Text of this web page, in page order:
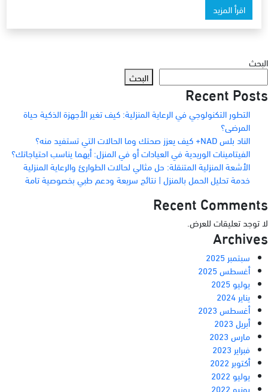
اقرأ المزيد
البحث
البحث
Recent Posts
التطور التكنولوجي في الرعاية المنزلية: كيف تغير الأجهزة الذكية حياة
المرضى؟
الناد بلس NAD+ كيف يعزز صحتك وما الحالات التي تستفيد منه؟
الفيتامينات الوريدية في العيادات أو في المنزل: أيهما يناسب احتياجاتك؟
الأشعة المنزلية المتنقلة: حل مثالي لحالات الطوارئ والرعاية المنزلية
خدمة تحليل الحمل بالمنزل | نتائج سريعة ودعم طبي بخصوصية تامة
Recent Comments
لا توجد تعليقات للعرض.
Archives
سبتمبر 2025
أغسطس 2025
يوليو 2025
يناير 2024
أغسطس 2023
أبريل 2023
مارس 2023
فبراير 2023
أكتوبر 2022
يوليو 2022
يونيو 2022